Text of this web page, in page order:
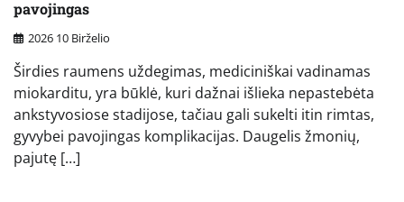
pavojingas
2026 10 Birželio
Širdies raumens uždegimas, mediciniškai vadinamas
miokarditu, yra būklė, kuri dažnai išlieka nepastebėta
ankstyvosiose stadijose, tačiau gali sukelti itin rimtas,
gyvybei pavojingas komplikacijas. Daugelis žmonių,
pajutę […]